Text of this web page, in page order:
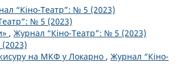
“Кіно-Театр”: № 5 (2023)
№ 5 (2023)
, Журнал “Кіно-Театр”: № 5 (2023)
на МКФ у Локарно , Журнал “Кіно-